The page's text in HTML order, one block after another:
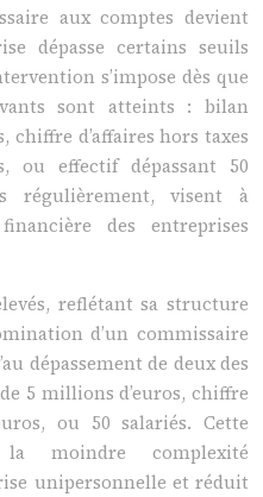
aux comptes devient
dépasse certains seuils
s’impose dès que
sont atteints : bilan
chiffre d’affaires hors taxes
ou effectif dépassant 50
régulièrement, visent à
des entreprises
reflétant sa structure
d’un commissaire
dépassement de deux des
5 millions d’euros, chiffre
ou 50 salariés. Cette
la moindre complexité
unipersonnelle et réduit